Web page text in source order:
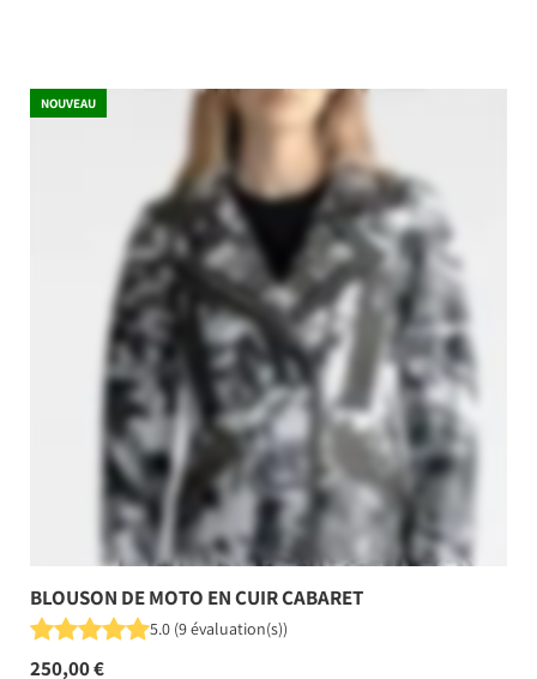
BLOUSON DE MOTO EN CUIR CABARET
5.0 (9évaluation(s))
250,00 €
NOUVEAU